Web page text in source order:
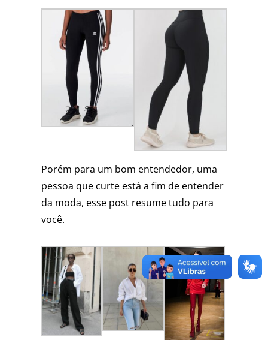
Porém para um bom entendedor, uma
pessoa que curte está a fim de entender
da moda, esse post resume tudo para
você.